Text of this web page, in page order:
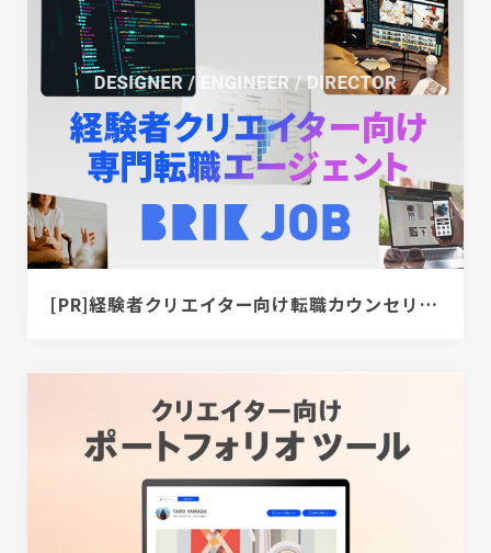
[PR]経験者クリエイター向け転職カウンセリング｜デザイナー / ディレクター / エンジニア